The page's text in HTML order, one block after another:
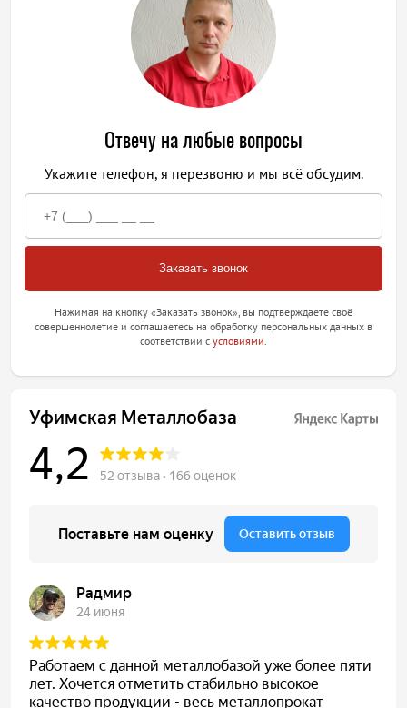
Отвечу на любые вопросы
Укажите телефон, я перезвоню и мы всё обсудим.
Нажимая на кнопку «Заказать звонок», вы подтверждаете своё
совершеннолетие и соглашаетесь на обработку персональных данных в
соответствии с условиями.